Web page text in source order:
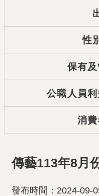
性
保有
公職人員
消
傳藝113年8月
發布時間：2024-09-